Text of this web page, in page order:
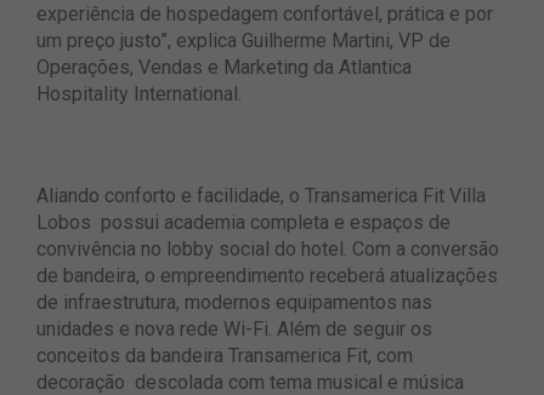
experiência de hospedagem confortável, prática e por
um preço justo”, explica Guilherme Martini, VP de
Operações, Vendas e Marketing da Atlantica
Hospitality International.
Aliando conforto e facilidade, o Transamerica Fit Villa
Lobos possui academia completa e espaços de
convivência no lobby social do hotel. Com a conversão
de bandeira, o empreendimento receberá atualizações
de infraestrutura, modernos equipamentos nas
unidades e nova rede Wi-Fi. Além de seguir os
conceitos da bandeira Transamerica Fit, com
decoração descolada com tema musical e música